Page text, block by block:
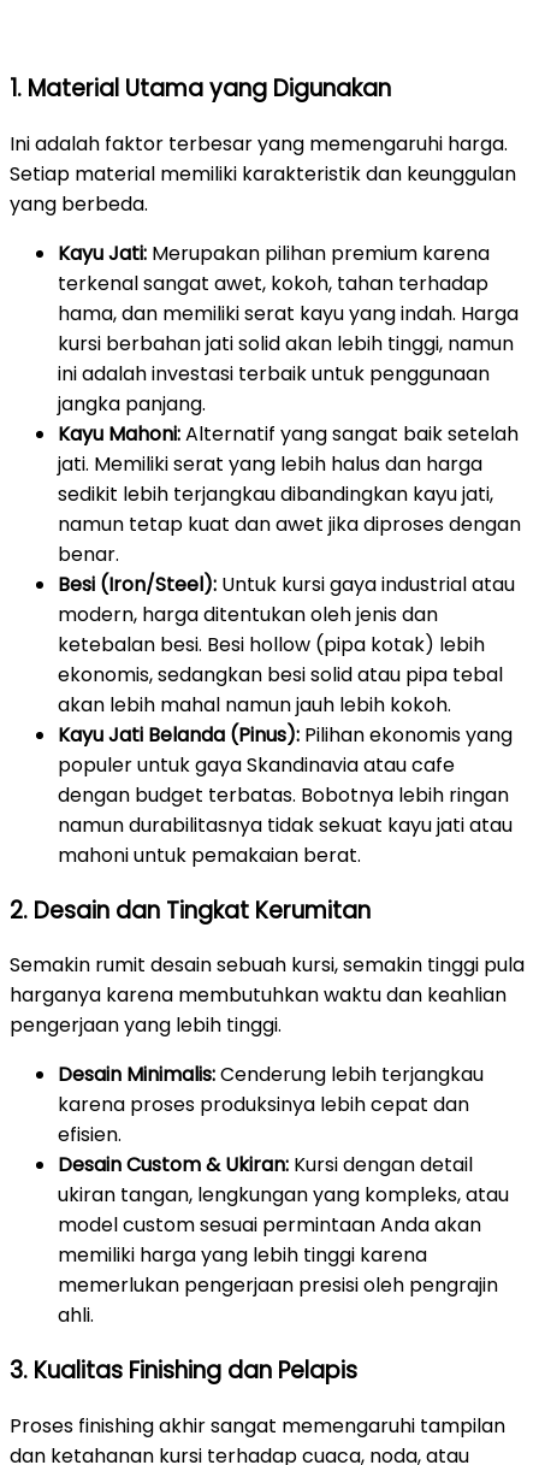
1. Material Utama yang Digunakan
Ini adalah faktor terbesar yang memengaruhi harga.
Setiap material memiliki karakteristik dan keunggulan
yang berbeda.
Kayu Jati: Merupakan pilihan premium karena
terkenal sangat awet, kokoh, tahan terhadap
hama, dan memiliki serat kayu yang indah. Harga
kursi berbahan jati solid akan lebih tinggi, namun
ini adalah investasi terbaik untuk penggunaan
jangka panjang.
Kayu Mahoni:Alternatif yang sangat baik setelah
jati. Memiliki serat yang lebih halus dan harga
sedikit lebih terjangkau dibandingkan kayu jati,
namun tetap kuat dan awet jika diproses dengan
benar.
Besi (Iron/Steel): Untuk kursi gaya industrial atau
modern, harga ditentukan oleh jenis dan
ketebalan besi. Besi hollow (pipa kotak) lebih
ekonomis, sedangkan besi solid atau pipa tebal
akan lebih mahal namun jauh lebih kokoh.
Kayu Jati Belanda (Pinus): Pilihan ekonomis yang
populer untuk gaya Skandinavia atau cafe
dengan budget terbatas. Bobotnya lebih ringan
namun durabilitasnya tidak sekuat kayu jati atau
mahoni untuk pemakaian berat.
2. Desain dan Tingkat Kerumitan
Semakin rumit desain sebuah kursi, semakin tinggi pula
harganya karena membutuhkan waktu dan keahlian
pengerjaan yang lebih tinggi.
Desain Minimalis:Cenderung lebih terjangkau
karena proses produksinya lebih cepat dan
efisien.
Desain Custom & Ukiran: Kursi dengan detail
ukiran tangan, lengkungan yang kompleks, atau
model custom sesuai permintaan Anda akan
memiliki harga yang lebih tinggi karena
memerlukan pengerjaan presisi oleh pengrajin
ahli.
3. Kualitas Finishing dan Pelapis
Proses finishing akhir sangat memengaruhi tampilan
dan ketahanan kursi terhadap cuaca, noda, atau